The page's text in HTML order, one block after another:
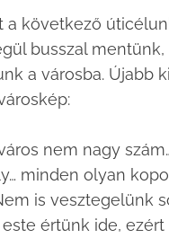
a következő
busszal
a városba. Újabb
nem nagy
minden olyan
is vesztegelünk
értünk ide,